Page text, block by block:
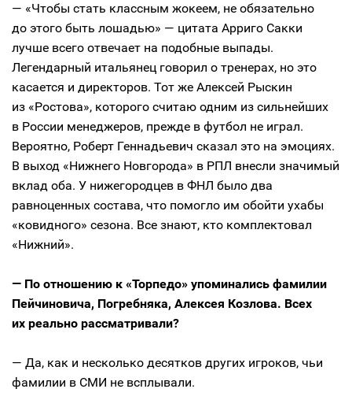
— «Чтобы стать классным жокеем, не обязательно
до этого быть лошадью» — цитата Арриго Сакки
лучше всего отвечает на подобные выпады.
Легендарный итальянец говорил о тренерах, но это
касается и директоров. Тот же Алексей Рыскин
из «Ростова», которого считаю одним из сильнейших
в России менеджеров, прежде в футбол не играл.
Вероятно, Роберт Геннадьевич сказал это на эмоциях.
В выход «Нижнего Новгорода» в РПЛ внесли значимый
вклад оба. У нижегородцев в ФНЛ было два
равноценных состава, что помогло им обойти ухабы
«ковидного» сезона. Все знают, кто комплектовал
«Нижний».
— По отношению к «Торпедо» упоминались фамилии
Пейчиновича, Погребняка, Алексея Козлова. Всех
их реально рассматривали?
— Да, как и несколько десятков других игроков, чьи
фамилии в СМИ не всплывали.